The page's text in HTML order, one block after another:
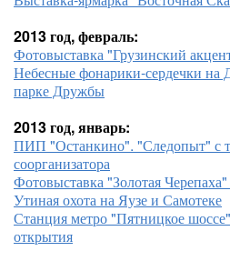
2013 год, февраль:
Фотовыставка "Грузинский
Небесные фонарики-сердечки на
парке Дружбы
2013 год, январь:
ПИП "Останкино". "Следопыт" с
соорганизатора
Фотовыставка "Золотая
Утиная охота на Яузе и Самотеке
Станция метро "Пятницкое
открытия